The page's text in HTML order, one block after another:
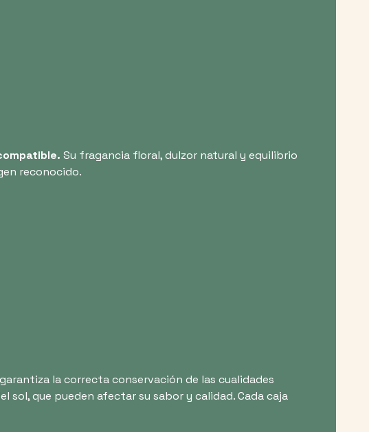
Su fragancia floral, dulzor natural y equilibrio
reconocido.
la correcta conservación de las cualidades
que pueden afectar su sabor y calidad. Cada caja